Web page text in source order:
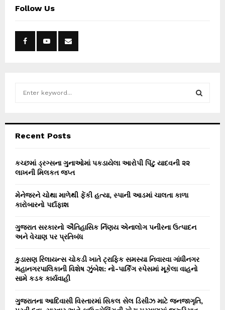
Follow Us
h
o
r
Recent Posts
કચ્છમાં ડ્રગ્સના ગુનાઓમાં પકડાયેલા આરોપી પિંટુ યાદવની ૨૨
લાખની મિલકત જપ્ત
મેનેજરને ચોથા માળેથી ફેંકી હત્યા, સ્પાની આડમાં ચાલતા કાળા
કારોબારનો પર્દાફાશ
ગુજરાત સરકારનો ઐતિહાસિક ર્નિણય એનાલોગ પનીરના ઉત્પાદન
અને વેચાણ પર પ્રતિબંધ
કુડાસણ રિલાયન્સ ચોકડી ખાતે ટ્રાફિક સમસ્યા નિવારવા ગાંધીનગર
મહાનગરપાલિકાની વિશેષ ઝુંબેશ: નો-પાર્કિંગ સ્પેસમાં મૂકેલા વાહનો
સામે કડક કાર્યવાહી
ગુજરાતના આદિવાસી વિસ્તારમાં સિકલ સેલ ડિસીઝ માટે જનજાગૃતિ,